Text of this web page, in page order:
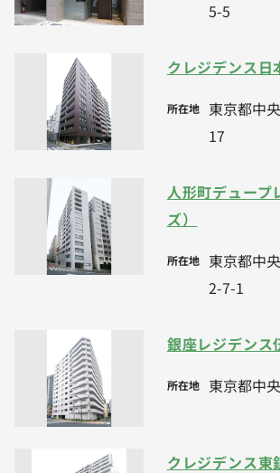
5-5
クレジデンス日
所在地
東京都中
17
人形町デュープ
ズ）
所在地
東京都中
2-7-1
銀座レジデンス
所在地 東京都中
クレジデンス東